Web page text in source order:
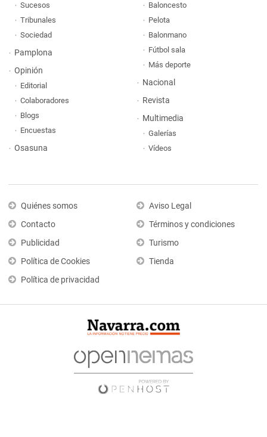
Sucesos
Tribunales
Sociedad
Pamplona
Opinión
Editorial
Colaboradores
Blogs
Encuestas
Osasuna
Baloncesto
Pelota
Balonmano
Fútbol sala
Más deporte
Nacional
Revista
Multimedia
Galerías
Vídeos
Quiénes somos
Contacto
Publicidad
Política de Cookies
Política de privacidad
Aviso Legal
Términos y condiciones
Turismo
Tienda